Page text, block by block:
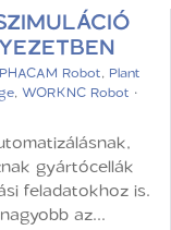
Robot, Plant
,WORKNC Robot ·
gyártócellák
feladatokhoz is.
az...